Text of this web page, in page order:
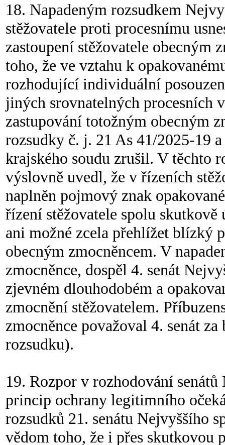
18. Napadeným rozsudkem
stěžovatele proti procesnímu
zastoupení stěžovatele obecným
toho, že ve vztahu k
rozhodující individuální
jiných srovnatelných procesních
zastupování totožným obecným
rozsudky č. j. 21 As 41/2025-19
krajského soudu zrušil. V těchto
výslovně uvedl, že v řízeních
naplněn pojmový znak
řízení stěžovatele spolu
ani možné zcela přehlížet blízký
obecným zmocněncem. V
zmocněnce, dospěl 4. senát
zjevném dlouhodobém a
zmocnění stěžovatelem.
zmocněnce považoval 4. senát
rozsudku).
19. Rozpor v rozhodování
princip ochrany legitimního
rozsudků 21. senátu Nejvyššího
vědom toho, že i přes skutkovou